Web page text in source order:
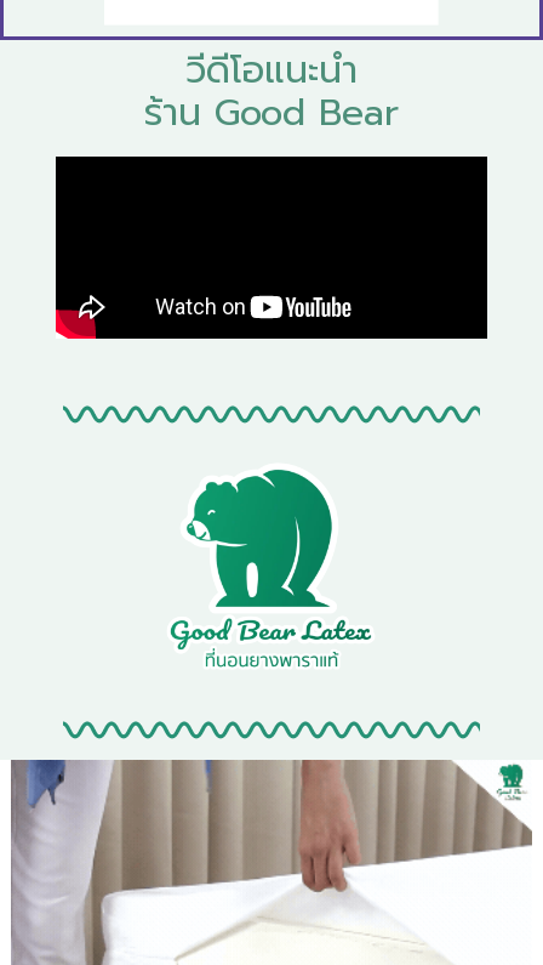
วีดีโอแนะนำ
ร้าน Good Bear